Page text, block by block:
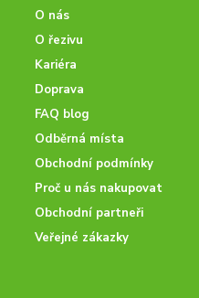
O nás
O řezivu
Kariéra
Doprava
FAQ blog
Odběrná místa
Obchodní podmínky
Proč u nás nakupovat
Obchodní partneři
Veřejné zákazky